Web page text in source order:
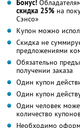
Бонус!
скидка 25% на
Сэнсо»
Купон можно
Скидка не
предложениями
Обязательно
получении заказа
Один купон
Один купон
Один человек
количество
Необходимо